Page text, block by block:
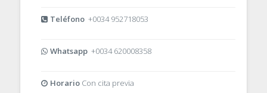
Teléfono+0034 952718053
Whatsapp+0034 620008358
HorarioCon cita previa